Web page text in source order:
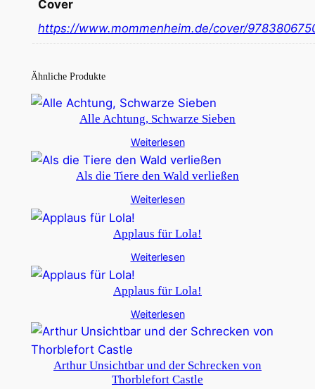
Cover
https://www.mommenheim.de/cover/
Ähnliche Produkte
Alle Achtung, Schwarze Sieben
Weiterlesen
Als die Tiere den Wald verließen
Weiterlesen
Applaus für Lola!
Weiterlesen
Applaus für Lola!
Weiterlesen
Arthur Unsichtbar und der Schrecken von
Thorblefort Castle